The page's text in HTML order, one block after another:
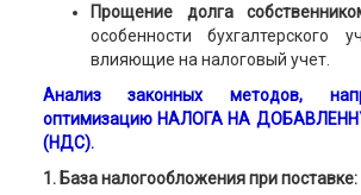
Прощение долга
особенности бухгалтерского
влияющие на налоговый учет.
Анализ законных методов,
оптимизацию НАЛОГА НА
(НДС).
1. База налогообложения при поставке: